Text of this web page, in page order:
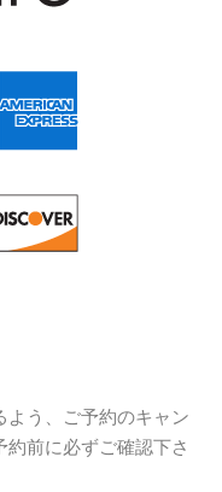
よう、ご予約のキャン
前に必ずご確認下さ